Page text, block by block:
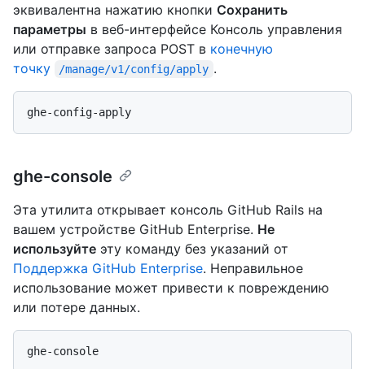
эквивалентна нажатию кнопки Сохранить
параметры в веб-интерфейсе Консоль управления
или отправке запроса POST в конечную
точку
/manage/v1/config/apply .
ghe-console
Эта утилита открывает консоль GitHub Rails на
вашем устройстве GitHub Enterprise. Не
используйте эту команду без указаний от
Поддержка GitHub Enterprise. Неправильное
использование может привести к повреждению
или потере данных.